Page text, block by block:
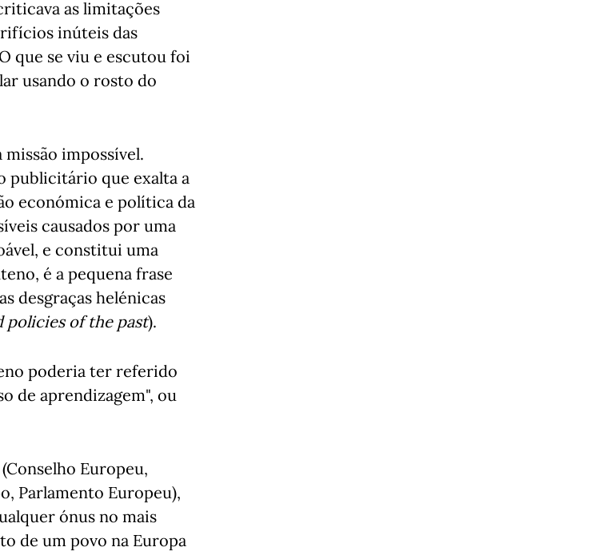
as limitações
inúteis das
que se viu e escutou foi
usando o rosto do
impossível.
publicitário que exalta a
económica e política da
causados por uma
e constitui uma
é a pequena frase
desgraças helénicas
policies of the past).
poderia ter referido
de aprendizagem", ou
Europeu,
Parlamento Europeu),
ónus no mais
de um povo na Europa